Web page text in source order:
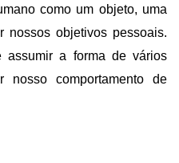
como um objeto, uma
nossos objetivos pessoais.
assumir a forma de vários
nosso comportamento de